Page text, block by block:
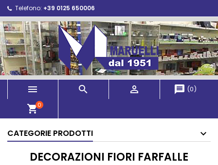
Telefono: +39 0125 650006
   message (0)
shopping_cart0
CATEGORIE PRODOTTI
DECORAZIONI FIORI FARFALLE